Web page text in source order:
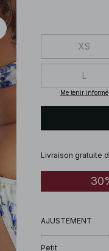
XS
L
Me tenir informé
Livraison gratuite
AJUSTEMENT
Petit